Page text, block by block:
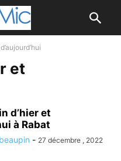
et
d’hier et
à Rabat
- 27 décembre , 2022